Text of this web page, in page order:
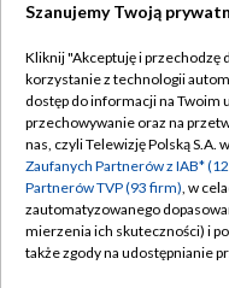
Abonament TVP
Emisja w TVP
Centrum informacji
Naziemna Telewizja
Szanujemy Twoją
Kliknij "Akceptuję i przechodzę
korzystanie z technologii
dostęp do informacji na Twoim
przechowywanie oraz na
nas, czyli Telewizję Polską S.A.
Zaufanych Partnerów z IAB*
Partnerów TVP (93 firm), w
zautomatyzowanego
mierzenia ich skuteczności) i
także zgody na udostępnianie